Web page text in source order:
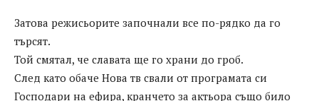
Затова режисьорите започнали все по-рядко да го
търсят.
Той смятал, че славата ще го храни до гроб.
След като обаче Нова тв свали от програмата си
Господари на ефира, кранчето за актьора също било